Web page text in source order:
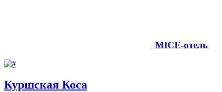
MICE-отель
Куршская Коса